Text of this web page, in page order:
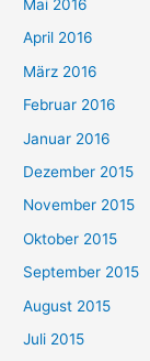
Mai 2016
April 2016
März 2016
Februar 2016
Januar 2016
Dezember 2015
November 2015
Oktober 2015
September 2015
August 2015
Juli 2015